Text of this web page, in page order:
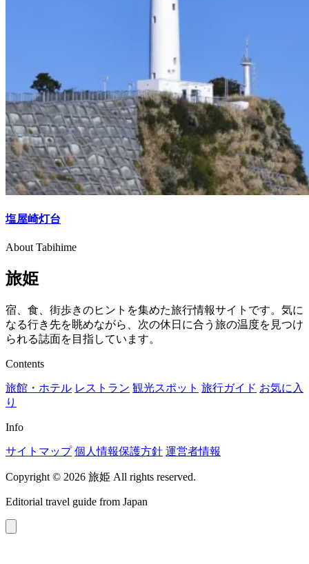
塩屋崎灯台
About Tabihime
旅姫
宿、食、街歩きのヒントを集めた旅行情報サイトです。気に
なる行き先を眺めながら、次の休日に合う旅の温度を見つけ
られる誌面を目指しています。
Contents
旅館・ホテル レストラン 観光スポット 旅行ガイド お気に入
り
Info
サイトマップ 個人情報保護方針 運営者情報
Copyright © 2026 旅姫 All rights reserved.
Editorial travel guide from Japan